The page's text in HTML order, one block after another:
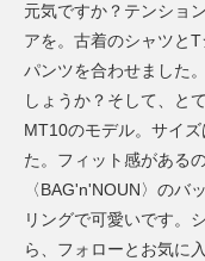
元気ですか？テンショ
アを。古着のシャツと
パンツを合わせました
しょうか？そして、と
MT10のモデル。サイ
た。フィット感がある
〈BAG'n'NOUN〉のバ
リングで可愛いです。
ら、フォローとお気に